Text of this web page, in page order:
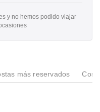
y no hemos podido viajar
más reservados